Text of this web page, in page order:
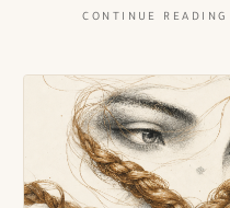
CONTINUE READING